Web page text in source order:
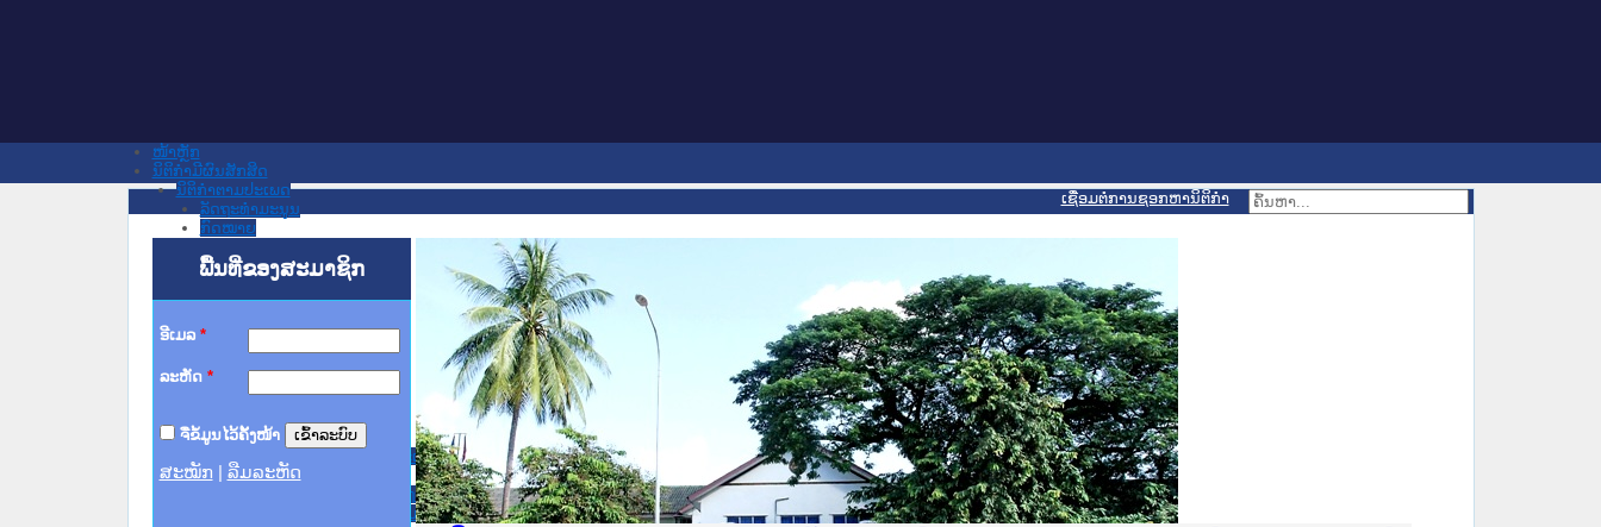
ໜ້າຫຼັກ
ນິຕິກໍາມີຜົນສັກສິດ
ນິຕິກໍາຕາມປະເພດ
ລັດຖະທໍາມະນູນ
ກົດໝາຍ
ປະມວນກົດໝາຍ ແພ່ງ
ປະມວນກົດໝາຍ ອາຍາ
ມະຕິຕົກລົງ
ຄໍາສັ່ງ
ນິຕິກໍາຂັ້ນສູນກາງ
ຫ້ອງວ່າການສໍານັກງານປະທານປະເທດ
ສະພາແຫ່ງຊາດ
ຫ້ອງວ່າການສຳນັກງານນາຍົກລັດຖະມົນຕີ
ກະຊວງ ກະສິກຳ ແລະ ສິ່ງແວດລ້ອມ
ເຊື່ອມຕໍ່ການຊອກຫານິຕິກຳ
ພື້ນທີ່ຂອງສະມາຊິກ
ອີເມລ *
ລະຫັດ *
ຈື່ຂໍ້ມູນໄວ້ຄັ້ງໜ້າ
ສະໝັກ ລືມລະຫັດ